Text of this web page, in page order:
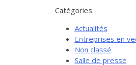
Catégories
Actualités
Entreprises en
Non classé
Salle de presse